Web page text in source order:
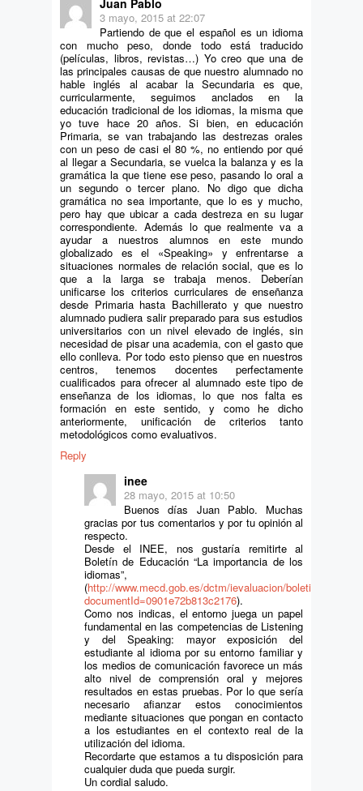
Juan Pablo
3 mayo, 2015 at 22:07
Partiendo de que el español es un idioma
con mucho peso, donde todo está traducido
(películas, libros, revistas…) Yo creo que una de
las principales causas de que nuestro alumnado no
hable inglés al acabar la Secundaria es que,
curricularmente, seguimos anclados en la
educación tradicional de los idiomas, la misma que
yo tuve hace 20 años. Si bien, en educación
Primaria, se van trabajando las destrezas orales
con un peso de casi el 80 %, no entiendo por qué
al llegar a Secundaria, se vuelca la balanza y es la
gramática la que tiene ese peso, pasando lo oral a
un segundo o tercer plano. No digo que dicha
gramática no sea importante, que lo es y mucho,
pero hay que ubicar a cada destreza en su lugar
correspondiente. Además lo que realmente va a
ayudar a nuestros alumnos en este mundo
globalizado es el «Speaking» y enfrentarse a
situaciones normales de relación social, que es lo
que a la larga se trabaja menos. Deberían
unificarse los criterios curriculares de enseñanza
desde Primaria hasta Bachillerato y que nuestro
alumnado pudiera salir preparado para sus estudios
universitarios con un nivel elevado de inglés, sin
necesidad de pisar una academia, con el gasto que
ello conlleva. Por todo esto pienso que en nuestros
centros, tenemos docentes perfectamente
cualificados para ofrecer al alumnado este tipo de
enseñanza de los idiomas, lo que nos falta es
formación en este sentido, y como he dicho
anteriormente, unificación de criterios tanto
metodológicos como evaluativos.
Reply
inee
28 mayo, 2015 at 10:50
Buenos días Juan Pablo. Muchas
gracias por tus comentarios y por tu opinión al
respecto.
Desde el INEE, nos gustaría remitirte al
Boletín de Educación “La importancia de los
idiomas”,
(http://www.mecd.gob.es/dctm/ievaluacion/boletines/
documentId=0901e72b813c2176).
Como nos indicas, el entorno juega un papel
fundamental en las competencias de Listening
y del Speaking: mayor exposición del
estudiante al idioma por su entorno familiar y
los medios de comunicación favorece un más
alto nivel de comprensión oral y mejores
resultados en estas pruebas. Por lo que sería
necesario afianzar estos conocimientos
mediante situaciones que pongan en contacto
a los estudiantes en el contexto real de la
utilización del idioma.
Recordarte que estamos a tu disposición para
cualquier duda que pueda surgir.
Un cordial saludo.